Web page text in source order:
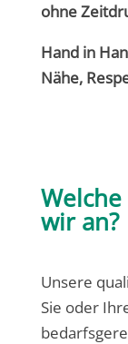
ohne
Hand in
Nähe,
wir an?
Unsere
Sie oder